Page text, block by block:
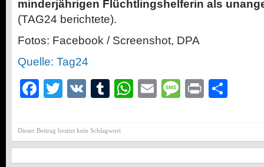
minderjährigen Flüchtlingshelferin als
(TAG24 berichtete).
Fotos: Facebook / Screenshot, DPA
Quelle: Tag24
Facebook
Twitter
VK Tumblr
WhatsApp
EmailMessage
Print
Dieser Beitrag besitzt kein Schlagwort